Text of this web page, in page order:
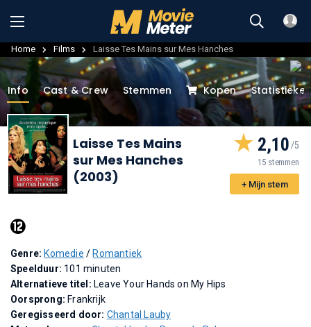
Home Films Laisse Tes Mains sur Mes Hanches
Info Cast & Crew Stemmen Kopen
Laisse Tes Mains
sur Mes Hanches
(2003)
2,10
15 stemmen
+ Mijn stem
Genre: Komedie / Romantiek
Speelduur: 101 minuten
Alternatieve titel: Leave Your Hands on My Hips
Oorsprong: Frankrijk
Geregisseerd door: Chantal Lauby